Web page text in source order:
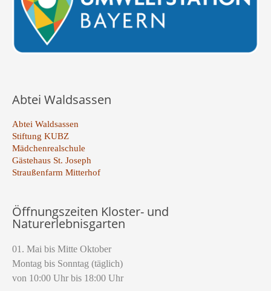
Abtei Waldsassen
Abtei Waldsassen
Stiftung KUBZ
Mädchenrealschule
Gästehaus St. Joseph
Straußenfarm Mitterhof
Öffnungszeiten Kloster- und
Naturerlebnisgarten
01. Mai bis Mitte Oktober
Montag bis Sonntag (täglich)
von 10:00 Uhr bis 18:00 Uhr